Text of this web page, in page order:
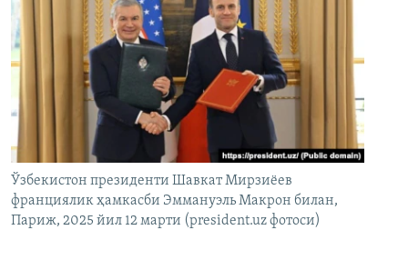
Ўзбекистон президенти Шавкат Мирзиёев
франциялик ҳамкасби Эммануэль Макрон билан,
Париж, 2025 йил 12 марти (president.uz фотоси)